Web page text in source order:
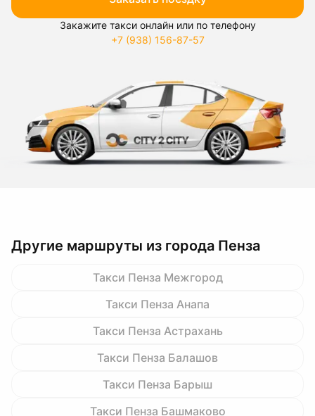
Закажите такси онлайн или по телефону
+7 (938) 156-87-57
Другие маршруты из города Пенза
Такси Пенза Межгород
Такси Пенза Анапа
Такси Пенза Астрахань
Такси Пенза Балашов
Такси Пенза Барыш
Такси Пенза Башмаково